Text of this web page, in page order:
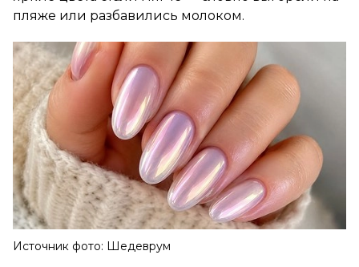
пляже или разбавились молоком.
Источник фото: Шедеврум